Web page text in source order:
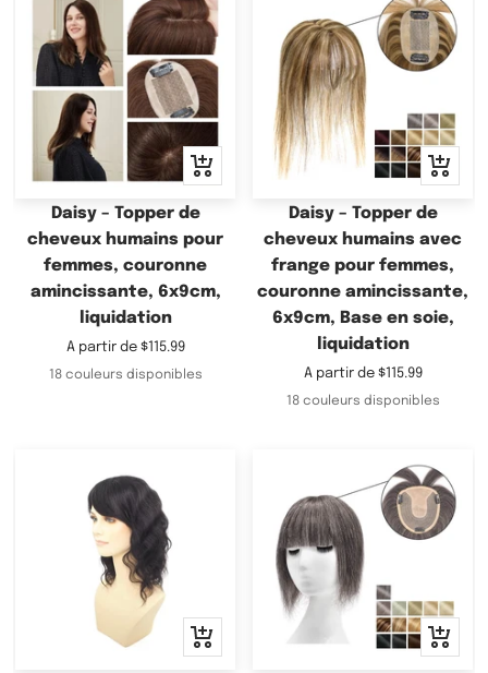
Apercu
rapide
Daisy – Topper de
cheveux humains pour
femmes, couronne
amincissante, 6x9cm,
liquidation
Prix
de
A partir de $115.99
18 couleurs disponibles
Apercu
rapide
Daisy – Topper de
cheveux humains avec
frange pour femmes,
couronne amincissante,
6x9cm, Base en soie,
liquidation
Prix
de
A partir de $115.99
18 couleurs disponibles
Apercu
rapide
Apercu
rapide